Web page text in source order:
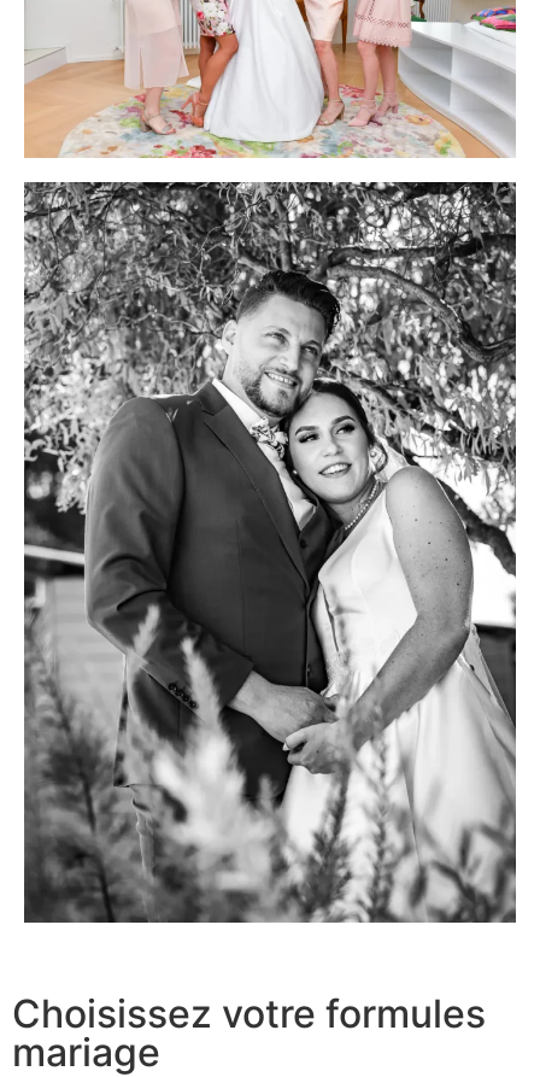
Choisissez votre formules
mariage